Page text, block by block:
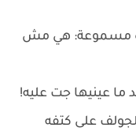
مسموعة: هي مش
عينيها جت عليه!
على كتفه